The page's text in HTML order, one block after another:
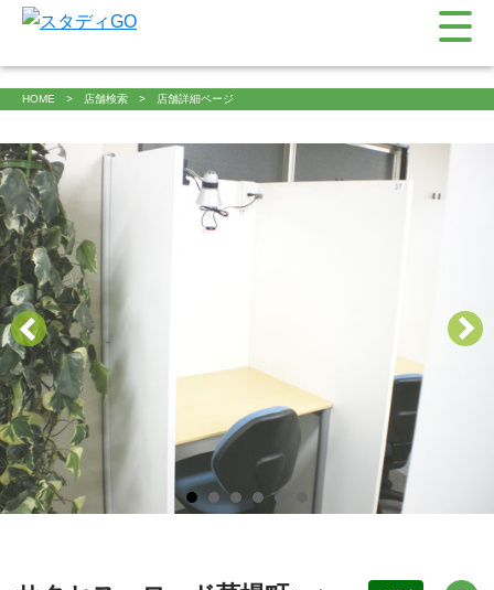
HOME 店舗検索 店舗詳細ページ